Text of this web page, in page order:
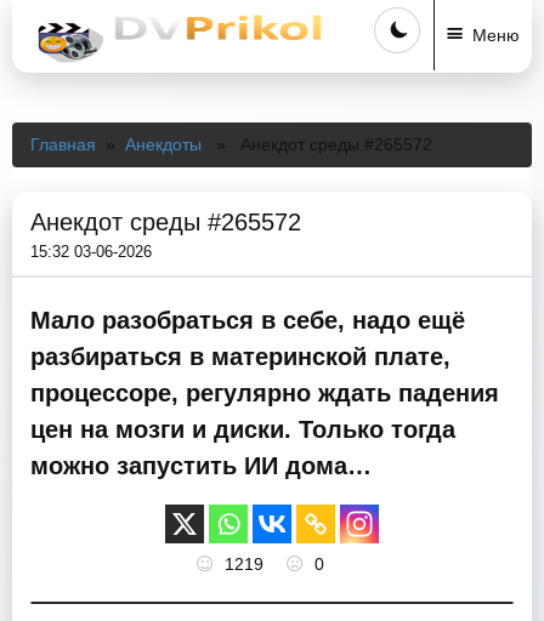
Меню
Главная » Анекдоты » Анекдот среды #265572
Анекдот среды #265572
15:32 03-06-2026
Мало разобраться в себе, надо ещё
разбираться в материнской плате,
процессоре, регулярно ждать падения
цен на мозги и диски. Только тогда
можно запустить ИИ дома…
1219 0